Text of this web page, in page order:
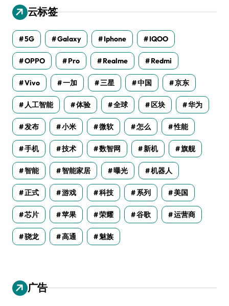
云标签
5G Galaxy Iphone IQOO
OPPO Pro Realme Redmi
Vivo 一加 三星 中国 京东
人工智能 体验 全球 区块 华为
发布 小米 微软 怎么 性能
手机 技术 数智网 新机 旗舰
智能 智能家居 曝光 机器人
正式 游戏 科技 系列 美国
芯片 苹果 荣耀 谷歌 运营商
骁龙 高通 魅族
广告